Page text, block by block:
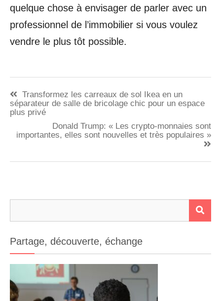
quelque chose à envisager de parler avec un
professionnel de l’immobilier si vous voulez
vendre le plus tôt possible.
de
l’article
Transformez les carreaux de sol Ikea en un
séparateur de salle de bricolage chic pour un espace
plus privé
Donald Trump: « Les crypto-monnaies sont
importantes, elles sont nouvelles et très populaires »
Partage, découverte, échange